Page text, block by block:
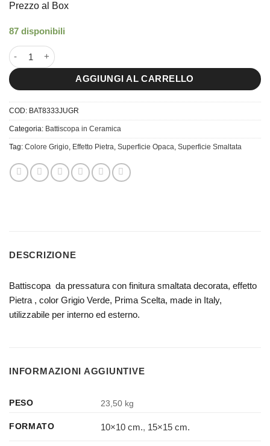
Prezzo al Box
87 disponibili
8x33,3 Battiscopa Jura Grau quantità
AGGIUNGI AL CARRELLO
COD: BAT8333JUGR
Categoria: Battiscopa in Ceramica
Tag: Colore Grigio, Effetto Pietra, Superficie Opaca, Superficie Smaltata
DESCRIZIONE
Battiscopa da pressatura con finitura smaltata decorata, effetto
Pietra , color Grigio Verde, Prima Scelta, made in Italy,
utilizzabile per interno ed esterno.
INFORMAZIONI AGGIUNTIVE
PESO 23,50 kg
FORMATO 10×10 cm., 15×15 cm.